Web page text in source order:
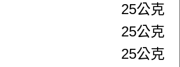
25公克
25公克
25公克